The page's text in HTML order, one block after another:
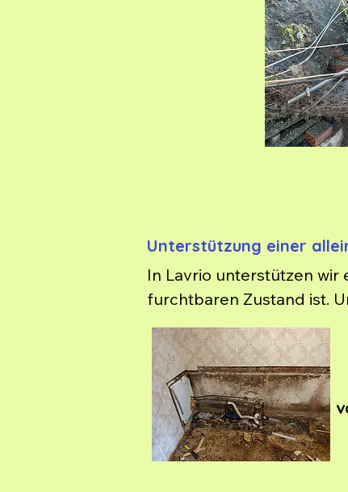
Unterstützung einer
In Lavrio unterstützen wir
furchtbaren Zustand ist.
leisten auch dringende